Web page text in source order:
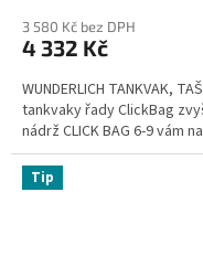
3 580 Kč bez DPH
4 332 Kč
WUNDERLICH TANKVAK,
tankvaky řady ClickBag
nádrž CLICK BAG 6-9 vám
Tip